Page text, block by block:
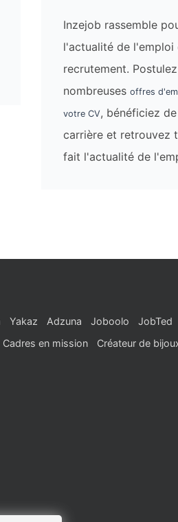
Inzejob rassemble
l'actualité de l'emploi
recrutement.
nombreuses offres
votre CV, bénéficiez
carrière et retrouvez
fait l'actualité de
Yakaz Adzuna Joboolo JobTed
Cadres en mission
Créateur de